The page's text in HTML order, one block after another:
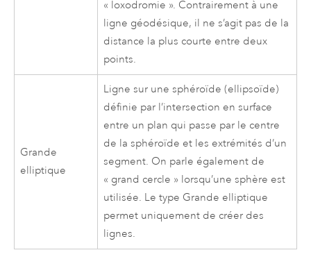
« loxodromie ». Contrairement à une
ligne géodésique, il ne s’agit pas de la
distance la plus courte entre deux
points.
Grande
elliptique
Ligne sur une sphéroïde (ellipsoïde)
définie par l’intersection en surface
entre un plan qui passe par le centre
de la sphéroïde et les extrémités d’un
segment. On parle également de
« grand cercle » lorsqu’une sphère est
utilisée. Le type Grande elliptique
permet uniquement de créer des
lignes.